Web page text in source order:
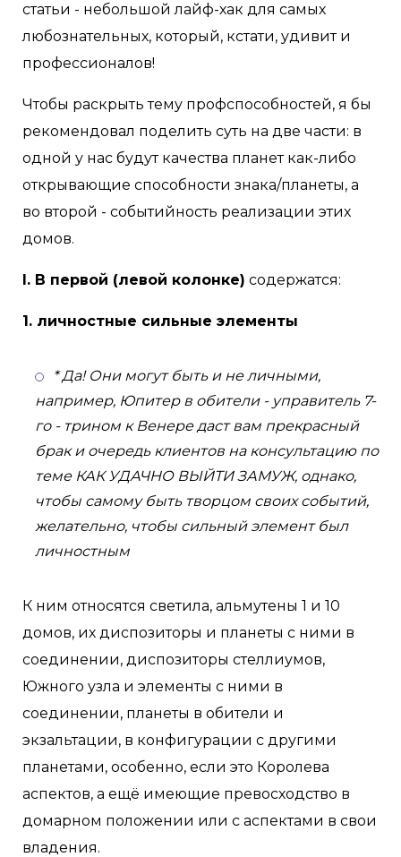
статьи - небольшой лайф-хак для самых
любознательных, который, кстати, удивит и
профессионалов!
Чтобы раскрыть тему профспособностей, я бы
рекомендовал поделить суть на две части: в
одной у нас будут качества планет как-либо
открывающие способности знака/планеты, а
во второй - событийность реализации этих
домов.
I. В первой (левой колонке) содержатся:
1. личностные сильные элементы
* Да! Они могут быть и не личными,
например, Юпитер в обители - управитель 7-
го - трином к Венере даст вам прекрасный
брак и очередь клиентов на консультацию по
теме КАК УДАЧНО ВЫЙТИ ЗАМУЖ, однако,
чтобы самому быть творцом своих событий,
желательно, чтобы сильный элемент был
личностным
К ним относятся светила, альмутены 1 и 10
домов, их диспозиторы и планеты с ними в
соединении, диспозиторы стеллиумов,
Южного узла и элементы с ними в
соединении, планеты в обители и
экзальтации, в конфигурации с другими
планетами, особенно, если это Королева
аспектов, а ещё имеющие превосходство в
домарном положении или с аспектами в свои
владения.